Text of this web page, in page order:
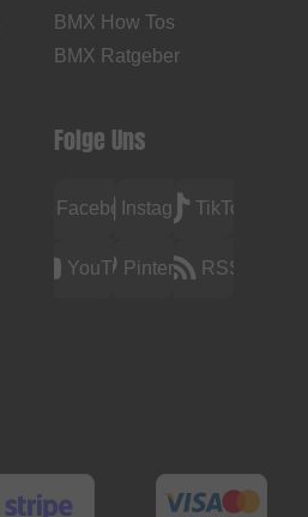
BMX How Tos
BMX Ratgeber
Folge Uns
FacebookInstagramTikTok
YouTubePinterest RSS